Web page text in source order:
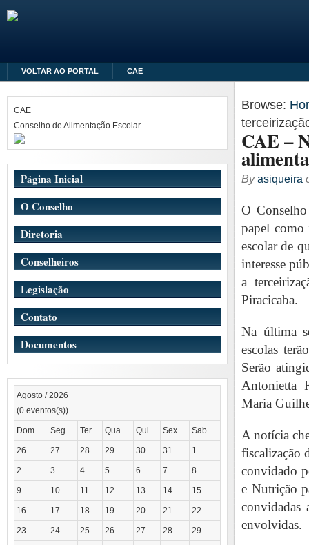
VOLTAR AO PORTAL CAE
Browse:
CAE –
Byasiqueira
O
papel como
escolar de
interesse
a
Piracicaba.
Na última
escolas
Serão
Antonietta
Maria
A notícia
fiscalização
convidado
e Nutrição
convidadas
envolvidas.
CAE
Conselho de Alimentação Escolar
Página Inicial
O Conselho
Diretoria
Conselheiros
Legislação
Contato
Documentos
Agosto / 2026
(0 eventos(s))
Dom Seg Ter Qua Qui Sex Sab
26 27 28 29 30 31 1
2 3 4 5 6 7 8
9 10 11 12 13 14 15
16 17 18 19 20 21 22
23 24 25 26 27 28 29